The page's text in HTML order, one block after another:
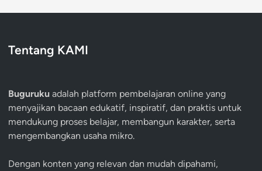
Tentang KAMI
Buguruku adalah platform pembelajaran online yang
menyajikan bacaan edukatif, inspiratif, dan praktis untuk
mendukung proses belajar, membangun karakter, serta
mengembangkan usaha mikro.
Dengan konten yang relevan dan mudah dipahami,